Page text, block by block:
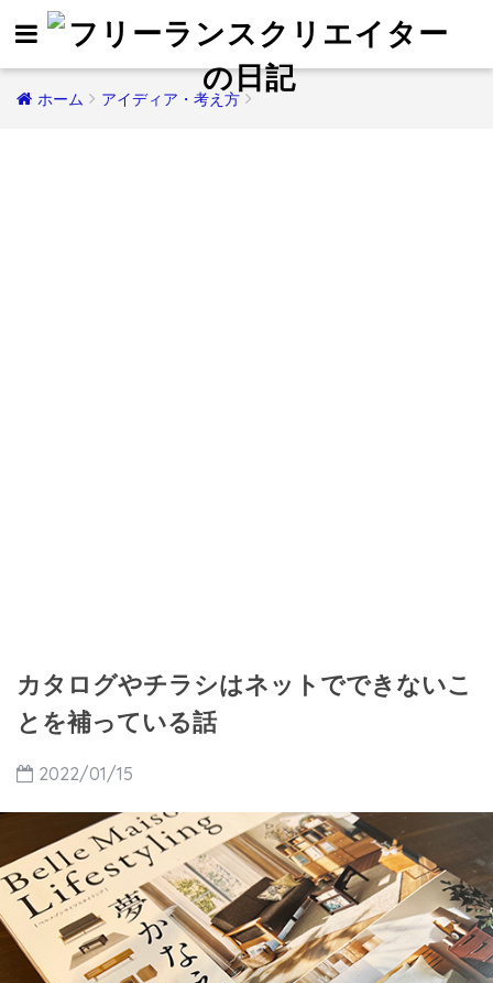
ホーム アイディア・考え方
カタログやチラシはネットでできないこ
とを補っている話
2022/01/15